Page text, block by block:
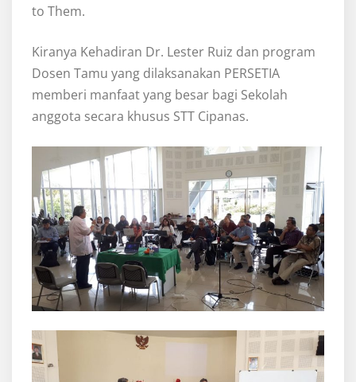
to Them.
Kiranya Kehadiran Dr. Lester Ruiz dan program
Dosen Tamu yang dilaksanakan PERSETIA
memberi manfaat yang besar bagi Sekolah
anggota secara khusus STT Cipanas.